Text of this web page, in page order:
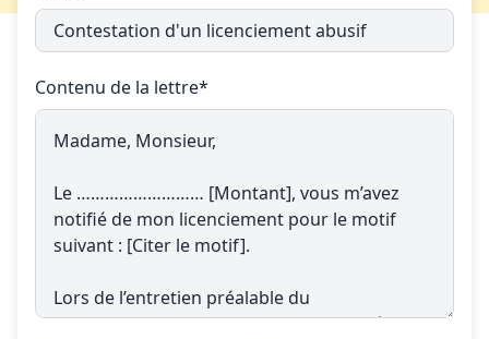
Contenu de la lettre*